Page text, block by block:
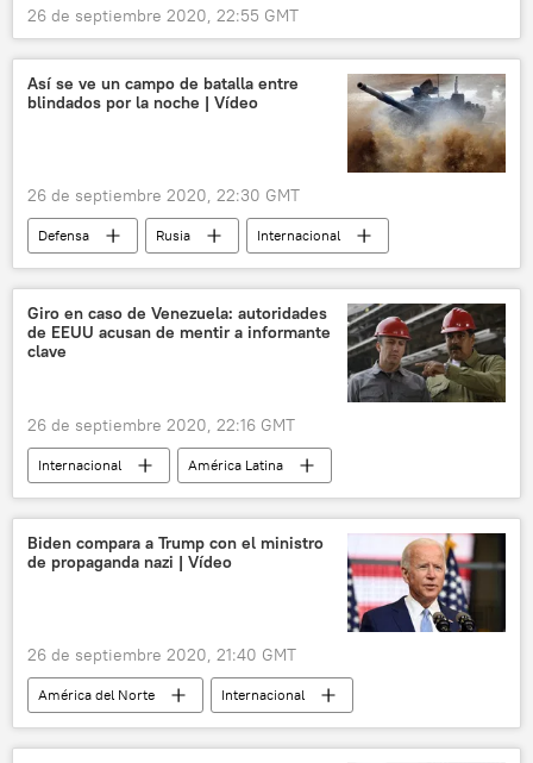
26 de septiembre 2020, 22:55 GMT
Así se ve un campo de batalla entre
blindados por la noche | Vídeo
26 de septiembre 2020, 22:30 GMT
Defensa Rusia
Internacional
tanques
noticias
Giro en caso de Venezuela: autoridades
de EEUU acusan de mentir a informante
clave
26 de septiembre 2020, 22:16 GMT
Internacional
América Latina
política
Venezuela
EEUU
sanciones
Tareck El Aissami
noticias
Biden compara a Trump con el ministro
de propaganda nazi | Vídeo
26 de septiembre 2020, 21:40 GMT
América del Norte
Internacional
política
EEUU